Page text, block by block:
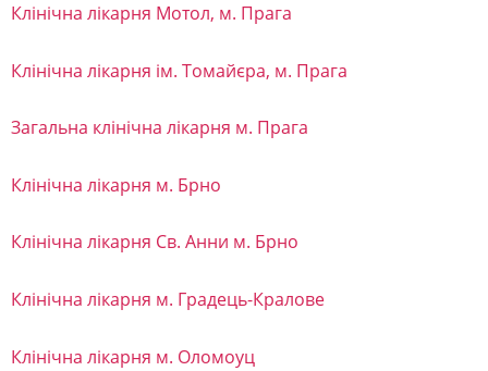
н
у
о
о
м
г
Клінічна лікарня Мотол, м. Прага
Клінічна лікарня ім. Томайєра, м. Прага
Загальна клінічна лікарня м. Прага
Клінічна лікарня м. Брно
Клінічна лікарня Св. Анни м. Брно
Клінічна лікарня м. Градець-Кралове
Клінічна лікарня м. Оломоуц